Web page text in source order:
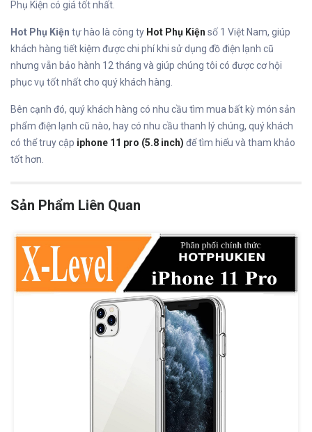
Phụ Kiện có giá tốt nhất.
Hot Phụ Kiện tự hào là công ty Hot Phụ Kiện số 1 Việt Nam, giúp
khách hàng tiết kiệm được chi phí khi sử dụng đồ điện lạnh cũ
nhưng vẫn bảo hành 12 tháng và giúp chúng tôi có được cơ hội
phục vụ tốt nhất cho quý khách hàng.
Bên cạnh đó, quý khách hàng có nhu cầu tìm mua bất kỳ món sản
phẩm điện lạnh cũ nào, hay có nhu cầu thanh lý chúng, quý khách
có thể truy cập iphone 11 pro (5.8 inch) để tìm hiểu và tham khảo
tốt hơn.
Sản Phẩm Liên Quan